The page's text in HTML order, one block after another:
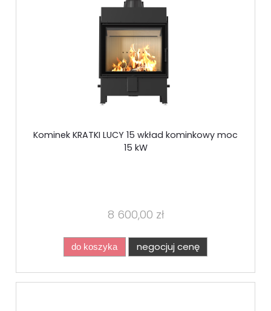
Kominek KRATKI LUCY 15 wkład kominkowy moc
15 kW
8 600,00 zł
do koszyka negocjuj cenę